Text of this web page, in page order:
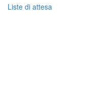
Liste di attesa